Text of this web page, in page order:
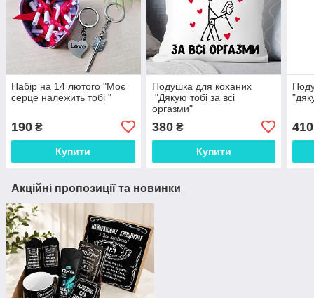
Набір на 14 лютого "Моє
серце належить тобі "
190 ₴
Купити
Подушка для коханих
"Дякую тобі за всі
оргазми"
380₴
Купити
410
Акційні пропозиції та новинки